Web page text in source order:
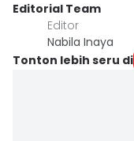
Editorial Team
Editor
Nabila Inaya
Tonton lebih seru di